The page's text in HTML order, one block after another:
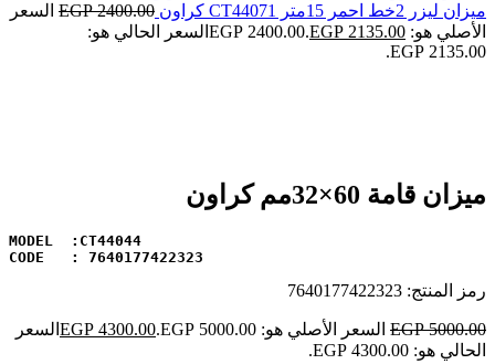
ميزان ليزر 2خط احمر 15متر CT44071 كراون EGP2400.00
السعر
الأصلي هو: EGP 2400.00.
EGP 2135.00
السعر الحالي هو:
EGP 2135.00.
ميزان قامة 60×32مم كراون
MODEL  :CT44044
CODE   : 7640177422323
رمز المنتج: 7640177422323
EGP5000.00 السعر الأصلي هو: EGP 5000.00. EGP 4300.00
السعر
الحالي هو: EGP 4300.00.